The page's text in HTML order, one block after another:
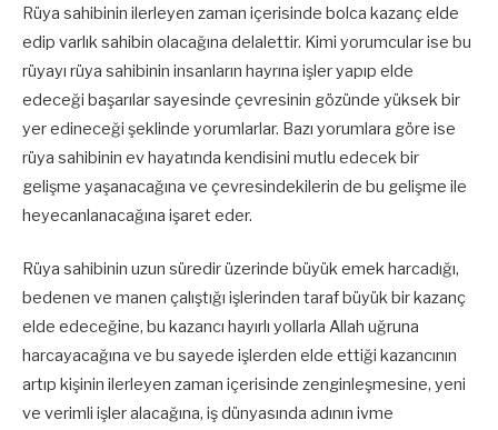
Rüya sahibinin ilerleyen zaman içerisinde bolca kazanç elde
edip varlık sahibin olacağına delalettir. Kimi yorumcular ise bu
rüyayı rüya sahibinin insanların hayrına işler yapıp elde
edeceği başarılar sayesinde çevresinin gözünde yüksek bir
yer edineceği şeklinde yorumlarlar. Bazı yorumlara göre ise
rüya sahibinin ev hayatında kendisini mutlu edecek bir
gelişme yaşanacağına ve çevresindekilerin de bu gelişme ile
heyecanlanacağına işaret eder.
Rüya sahibinin uzun süredir üzerinde büyük emek harcadığı,
bedenen ve manen çalıştığı işlerinden taraf büyük bir kazanç
elde edeceğine, bu kazancı hayırlı yollarla Allah uğruna
harcayacağına ve bu sayede işlerden elde ettiği kazancının
artıp kişinin ilerleyen zaman içerisinde zenginleşmesine, yeni
ve verimli işler alacağına, iş dünyasında adının ivme